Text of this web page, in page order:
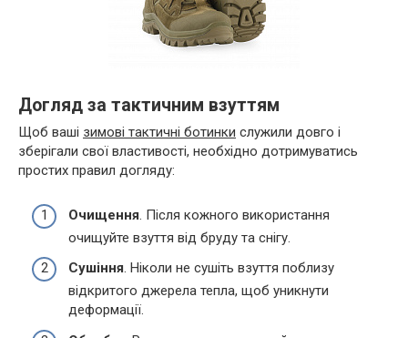
Догляд за тактичним взуттям
Щоб ваші зимові тактичні ботинки служили довго і
зберігали свої властивості, необхідно дотримуватись
простих правил догляду:
Очищення. Після кожного використання
очищуйте взуття від бруду та снігу.
Сушіння. Ніколи не сушіть взуття поблизу
відкритого джерела тепла, щоб уникнути
деформації.